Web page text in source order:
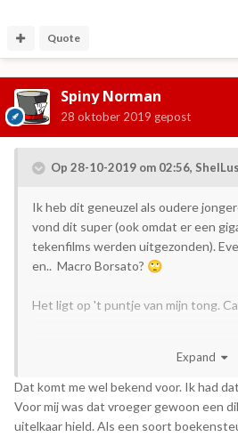
Quote
Spiny Norman
28 oktober 2019 gepost
Op 28-10-2019 om 02:56,
Ik heb dit geneuzel als oudere
vond dit super (ook omdat er een
tekenfilms werden uitgezonden).
en.. Macro Borsato? 🙄
Het ligt op 't puntje van mijn tong.
Ik vond eerlijk gezegd de tekenfilms
zien altijd veel leuker dan al die
Expand
Dat komt me wel bekend voor. Ik had
Voor mij was dat vroeger gewoon een
uitelkaar hield. Als een soort